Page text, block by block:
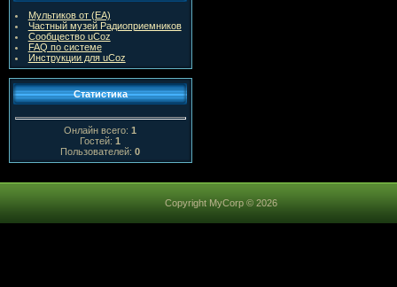
Мультиков от (ЕА)
Частный музей Радиоприемников
Сообщество uCoz
FAQ по системе
Инструкции для uCoz
Статистика
Онлайн всего:1
Гостей:1
Пользователей:0
Copyright MyCorp © 2026